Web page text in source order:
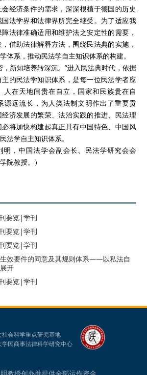
经济条件的需求，深深根植于德国的历史
法学界和法律界所完全继受。为了适应我
法律准确适用和维护法之安定性的需要，
借助法律解释方法，围绕民法典的实施，
体系，推动民法学自主知识体系的构建。
新知培养转深沉。”进入民法典时代，依据
的民法学知识体系，是每一位民法学者应
人在天地间贵在自立，国家和民族贵在自
源远流长，为人类法制文明作出了重要贡
济发展的繁荣、法治实践的推进、民法理
将加快构建起真正具有中国特色、中国风
法学自主知识体系。
，中国法学会副会长、民法学研究会会
院教授。）
要览|学刊
要览|学刊
要览|学刊
效要件的同意及其规则体系——以私法自
开
要览|学刊
社会科学重点研究基地
学民商事法律科学研究中心